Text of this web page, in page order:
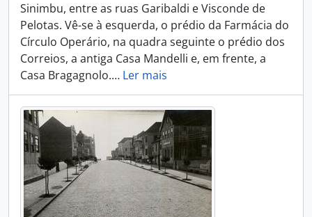
Sinimbu, entre as ruas Garibaldi e Visconde de
Pelotas. Vê-se à esquerda, o prédio da Farmácia do
Círculo Operário, na quadra seguinte o prédio dos
Correios, a antiga Casa Mandelli e, em frente, a
Casa Bragagnolo.… Ler mais